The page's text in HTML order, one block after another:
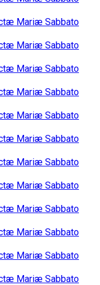
Mariæ Sabbato
Mariæ Sabbato
Mariæ Sabbato
Mariæ Sabbato
Mariæ Sabbato
Mariæ Sabbato
Mariæ Sabbato
Mariæ Sabbato
Mariæ Sabbato
Mariæ Sabbato
Mariæ Sabbato
Mariæ Sabbato